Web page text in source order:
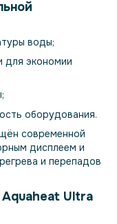
воды;
для экономии
оборудования.
современной
дисплеем и
и перепадов
Ultra